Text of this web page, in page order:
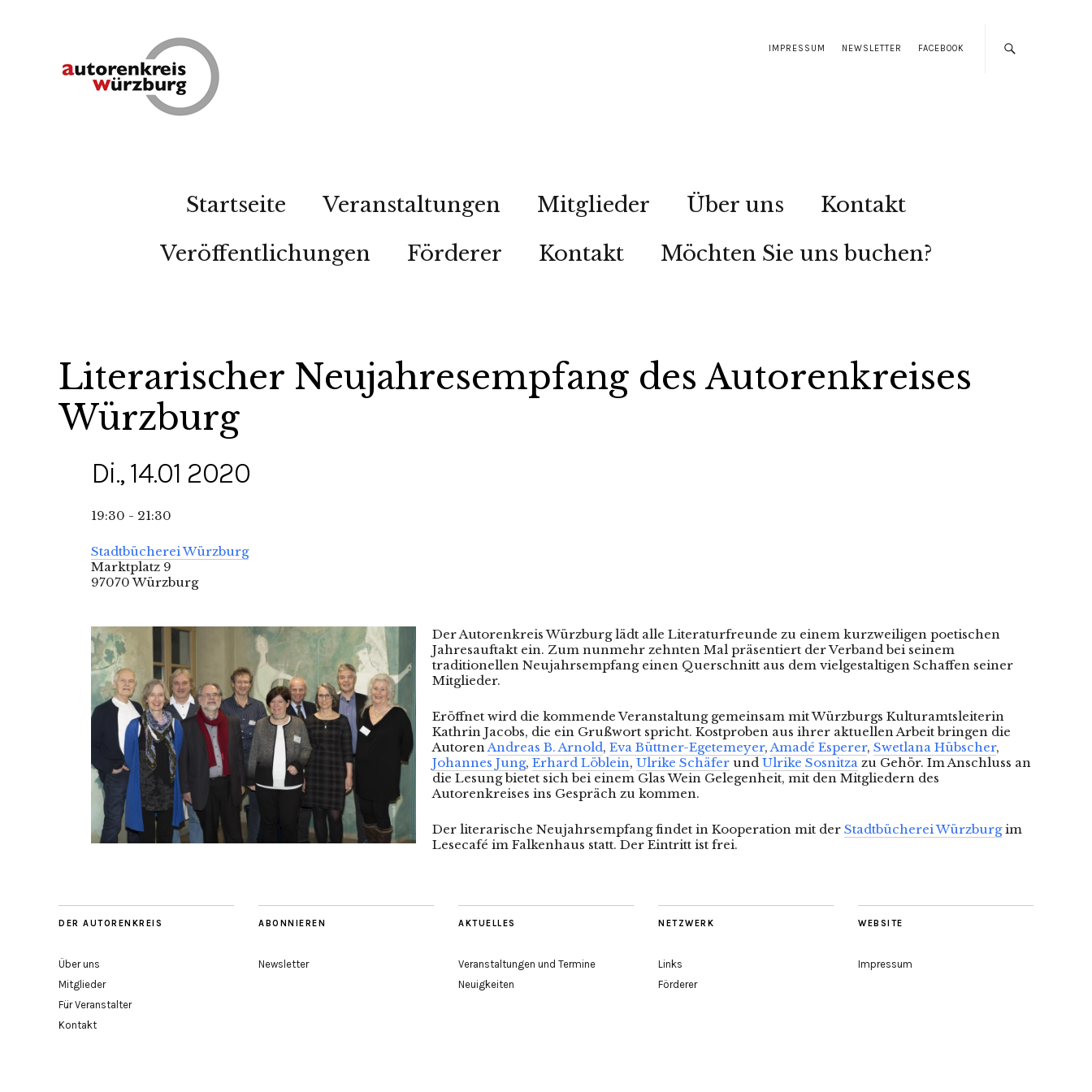
IMPRESSUM NEWSLETTER FACEBOOK
Startseite Veranstaltungen Mitglieder Über uns
Kontakt
Veröffentlichungen
Förderer Kontakt Möchten Sie uns buchen?
Literarischer Neujahresempfang des Autorenkreises
Würzburg
Di., 14.01 2020
19:30 - 21:30
Stadtbücherei Würzburg
Marktplatz 9
97070 Würzburg
Der Autorenkreis Würzburg lädt alle Literaturfreunde zu einem kurzweiligen poetischen
Jahresauftakt ein. Zum nunmehr zehnten Mal präsentiert der Verband bei seinem
traditionellen Neujahrsempfang einen Querschnitt aus dem vielgestaltigen Schaffen seiner
Mitglieder.
Eröffnet wird die kommende Veranstaltung gemeinsam mit Würzburgs Kulturamtsleiterin
Kathrin Jacobs, die ein Grußwort spricht. Kostproben aus ihrer aktuellen Arbeit bringen die
AutorenAndreas B. Arnold, Eva Büttner-Egetemeyer,Amadé Esperer, Swetlana Hübscher,
Johannes Jung, Erhard Löblein, Ulrike Schäfer und Ulrike Sosnitza zu Gehör. Im Anschluss an
die Lesung bietet sich bei einem Glas Wein Gelegenheit, mit den Mitgliedern des
Autorenkreises ins Gespräch zu kommen.
Der literarische Neujahrsempfang findet in Kooperation mit der Stadtbücherei Würzburgim
Lesecafé im Falkenhaus statt. Der Eintritt ist frei.
DER AUTORENKREIS
Über uns
Mitglieder
Für Veranstalter
Kontakt
ABONNIEREN
Newsletter
AKTUELLES
Veranstaltungen und Termine
Neuigkeiten
NETZWERK
Links
Förderer
WEBSITE
Impressum